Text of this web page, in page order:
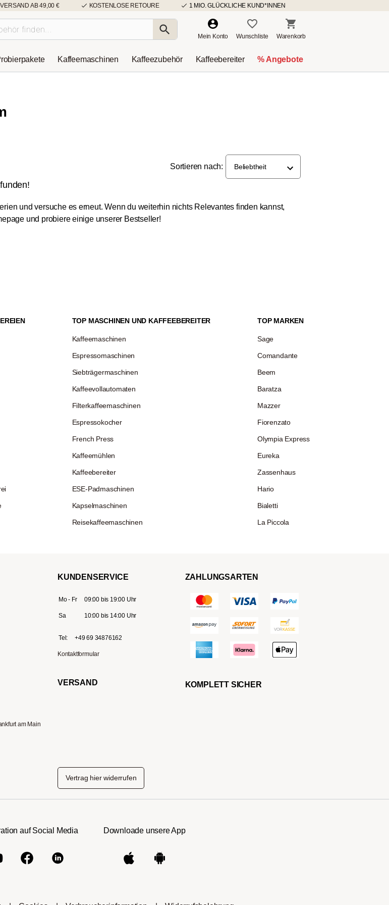
AB 49,00 € KOSTENLOSE RETOURE 1 MIO. GLÜCKLICHE KUND*INNEN
Mein Konto Wunschliste Warenkorb
Kaffeemaschinen Kaffeezubehör Kaffeebereiter % Angebote
Sortieren nach: Beliebtheit
und versuche es erneut. Wenn du weiterhin nichts Relevantes finden kannst,
und probiere einige unserer Bestseller!
TOP MASCHINEN UND KAFFEEBEREITER
Kaffeemaschinen
Espressomaschinen
Siebträgermaschinen
Kaffeevollautomaten
Filterkaffeemaschinen
Espressokocher
French Press
Kaffeemühlen
Kaffeebereiter
ESE-Padmaschinen
Kapselmaschinen
Reisekaffeemaschinen
TOP MARKEN
Sage
Comandante
Beem
Baratza
Mazzer
Fiorenzato
Olympia Express
Eureka
Zassenhaus
Hario
Bialetti
La Piccola
am Main
KUNDENSERVICE
Mo - Fr 09:00 bis 19:00 Uhr
Sa 10:00 bis 14:00 Uhr
Tel: +49 69 34876162
Kontaktformular
VERSAND
Vertrag hier widerrufen
ZAHLUNGSARTEN
KOMPLETT SICHER
auf Social Media Downloade unsere App